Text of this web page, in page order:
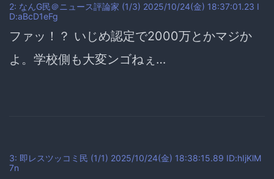
2: なんG民＠ニュース評論家 (1/3) 2025/10/24(金) 18:37:01.23 I
D:aBcD1eFg
ファッ！？ いじめ認定で2000万とかマジか
よ。学校側も大変ンゴねぇ…
3: 即レスツッコミ民 (1/1) 2025/10/24(金) 18:38:15.89 ID:hIjKlM
7n